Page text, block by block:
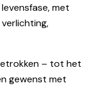
met
– tot het
gewenst met